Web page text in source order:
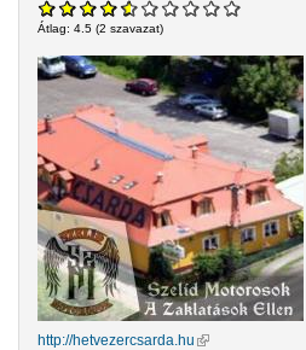
Átlag: 4.5 (2 szavazat)
http://hetvezercsarda.hu (külső hivatkozás)